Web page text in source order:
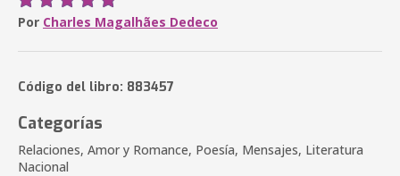
Por Charles Magalhães Dedeco
Código del libro: 883457
Categorías
Relaciones, Amor y Romance, Poesía, Mensajes, Literatura
Nacional